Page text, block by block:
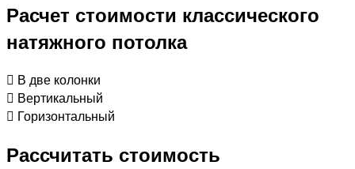
Расчет стоимости классического
натяжного потолка
В две колонки
Вертикальный
Горизонтальный
Рассчитать стоимость